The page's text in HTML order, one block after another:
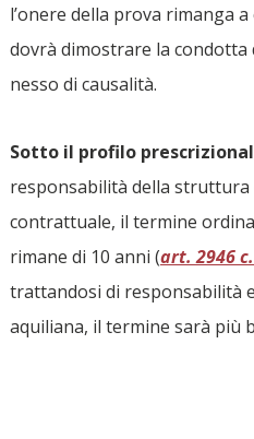
l’onere della prova rimanga
dovrà dimostrare la condotta
nesso di causalità.
Sotto il profilo
responsabilità della struttura
contrattuale, il termine
rimane di 10 anni (art. 2946 c
trattandosi di responsabilità
aquiliana, il termine sarà più